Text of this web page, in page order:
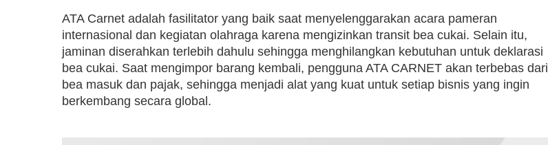
ATA Carnet adalah fasilitator yang baik saat menyelenggarakan acara pameran
internasional dan kegiatan olahraga karena mengizinkan transit bea cukai. Selain itu,
jaminan diserahkan terlebih dahulu sehingga menghilangkan kebutuhan untuk deklarasi
bea cukai. Saat mengimpor barang kembali, pengguna ATA CARNET akan terbebas dari
bea masuk dan pajak, sehingga menjadi alat yang kuat untuk setiap bisnis yang ingin
berkembang secara global.